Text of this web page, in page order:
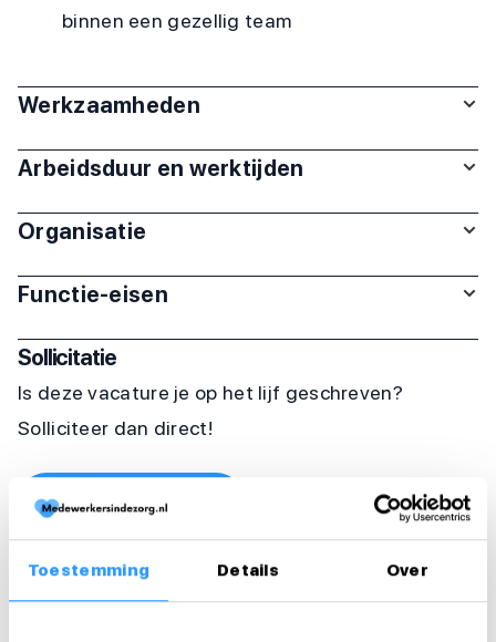
Toestemming Details Over
binnen een gezellig team
Werkzaamheden
Arbeidsduur en werktijden
Organisatie
Functie-eisen
Sollicitatie
Is deze vacature je op het lijf geschreven?
Solliciteer dan direct!
Solliciteer direct
Solliciteer binnen 1 minuut